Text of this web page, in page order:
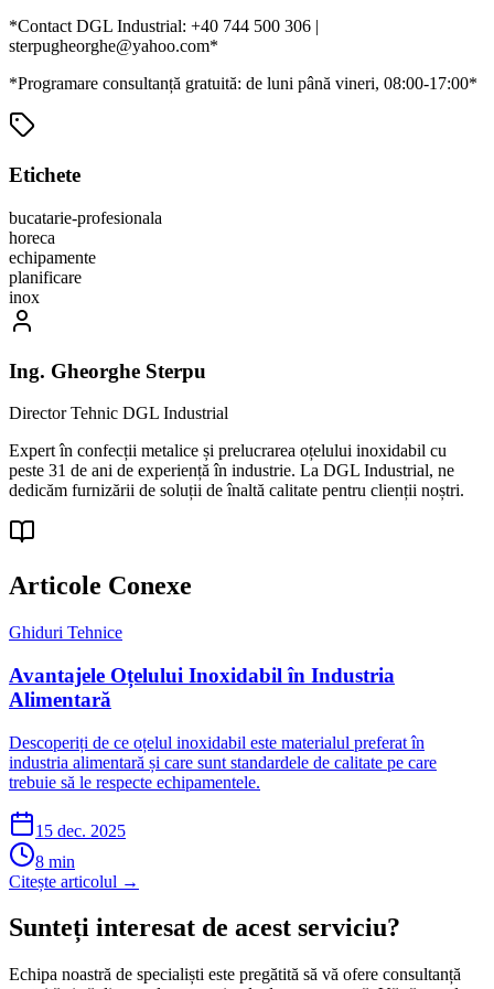
*Contact DGL Industrial: +40 744 500 306 |
sterpugheorghe@yahoo.com*
*Programare consultanță gratuită: de luni până vineri, 08:00-17:00*
Etichete
bucatarie-profesionala
horeca
echipamente
planificare
inox
Ing. Gheorghe Sterpu
Director Tehnic DGL Industrial
Expert în confecții metalice și prelucrarea oțelului inoxidabil cu
peste 31 de ani de experiență în industrie. La DGL Industrial, ne
dedicăm furnizării de soluții de înaltă calitate pentru clienții noștri.
Articole Conexe
Ghiduri Tehnice
Avantajele Oțelului Inoxidabil în Industria
Alimentară
Descoperiți de ce oțelul inoxidabil este materialul preferat în
industria alimentară și care sunt standardele de calitate pe care
trebuie să le respecte echipamentele.
15 dec. 2025
8 min
Citește articolul →
Sunteți interesat de acest serviciu?
Echipa noastră de specialiști este pregătită să vă ofere consultanță